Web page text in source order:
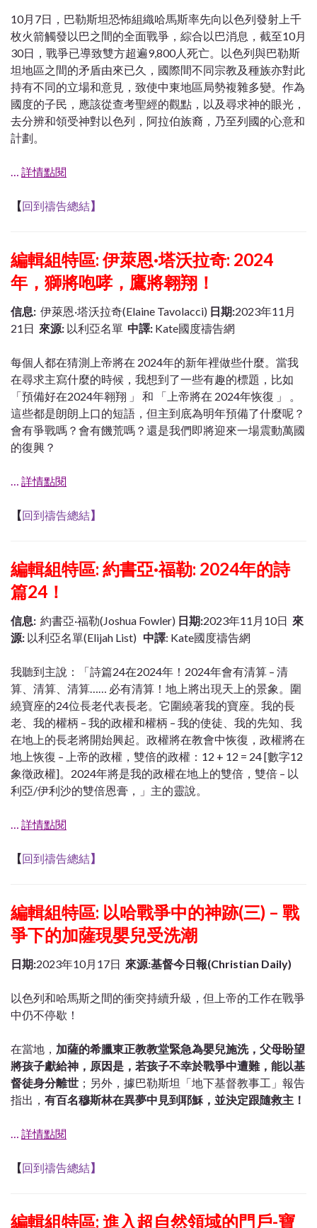
10月7日，巴勒斯坦恐怖組織哈馬斯率先向以色列發射上千
枚火箭觸發以巴之間的全面戰爭，綜合以巴消息，截至10月
30日，戰爭已導致雙方超遍9,800人死亡。以色列與巴勒斯
坦地區之間的矛盾由來已久，國際間不同宗教及種族亦對此
持有不同的立場和意見，致使中東地區局勢複雜多變。作為
國度的子民，應該從查考聖經的觀點，以及尋求神的眼光，
去分辨和領受神對以色列，阿拉伯族裔，乃至列國的心意和
計劃。
詳情點閱
【回到禱告總結】
編輯組特區: 伊萊恩·塔沃拉奇: 2024
年，獅將咆哮，鷹將翱翔！
信息: 伊萊恩·塔沃拉奇(Elaine Tavolacci) 日期:2023年11月
21日 來源: 以利亞名單 中譯: Kate國度禱告網
每個人都在猜測上帝將在 2024年的新年裡做些什麼。當我
在尋求主寫什麼的時候，我想到了一些有趣的標題，比如
「預備好在2024年翱翔 」 和 「上帝將在 2024年恢復 」 。
這些都是朗朗上口的短語，但主到底為明年預備了什麼呢？
會有爭戰嗎？會有饑荒嗎？還是我們即將迎來一場震動萬國
的復興？
詳情點閱
【回到禱告總結】
編輯組特區: 約書亞·福勒: 2024年的詩
篇24！
信息: 約書亞·福勒(Joshua Fowler) 日期:2023年11月10日 來
源: 以利亞名單(Elijah List) 中譯: Kate國度禱告網
我聽到主說：「詩篇24在2024年！2024年會有清算 – 清
算、清算、清算…… 必有清算！地上將出現天上的景象。圍
繞寶座的24位長老代表長老。它圍繞著我的寶座。我的長
老、我的權柄 – 我的政權和權柄 – 我的使徒、我的先知、我
在地上的長老將開始興起。政權將在教會中恢復，政權將在
地上恢復 – 上帝的政權，雙倍的政權：12 + 12 = 24 [數字12
象徵政權]。2024年將是我的政權在地上的雙倍，雙倍 – 以
利亞/伊利沙的雙倍恩膏，」主的靈說。
詳情點閱
【回到禱告總結】
編輯組特區: 以哈戰爭中的神跡(三) – 戰
爭下的加薩現嬰兒受洗潮
日期:2023年10月17日 來源:基督今日報(Christian Daily)
以色列和哈馬斯之間的衝突持續升級，但上帝的工作在戰爭
中仍不停歇！
在當地， 加薩的希臘東正教教堂緊急為嬰兒施洗，父母盼望
將孩子獻給神，原因是，若孩子不幸於戰爭中遭難，能以基
督徒身分離世 ；另外，據巴勒斯坦「地下基督教事工」報告
指出， 有百名穆斯林在異夢中見到耶穌，並決定跟隨救主！
詳情點閱
【回到禱告總結】
編輯組特區: 進入超自然領域的門戶-寶